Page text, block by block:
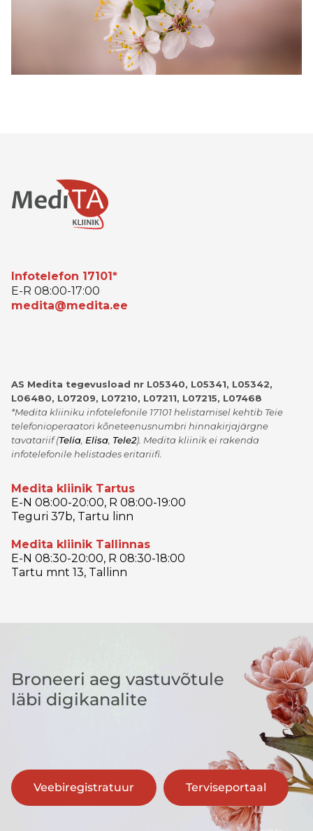
Infotelefon 17101*
E-R 08:00-17:00
medita@medita.ee
Medita kliinik Tartus
E-N 08:00-20:00, R 08:00-19:00
Teguri 37b, Tartu linn
Medita kliinik Tallinnas
E-N 08:30-20:00, R 08:30-18:00
Tartu mnt 13, Tallinn
AS Medita tegevusload nr L05340, L05341, L05342,
L06480, L07209, L07210, L07211, L07215, L07468
*Medita kliiniku infotelefonile 17101 helistamisel kehtib Teie
telefonioperaatori kõneteenusnumbri hinnakirjajärgne
tavatariif(Telia, Elisa, Tele2). Medita kliinik ei rakenda
infotelefonile helistades eritariifi.
Broneeri aeg vastuvõtule
läbi digikanalite
Veebiregistratuur Terviseportaal